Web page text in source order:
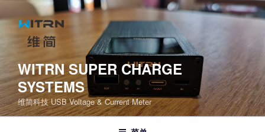
至
WITRN SUPER CHARGE
SYSTEMS
维简科技 USB Voltage & Current Meter